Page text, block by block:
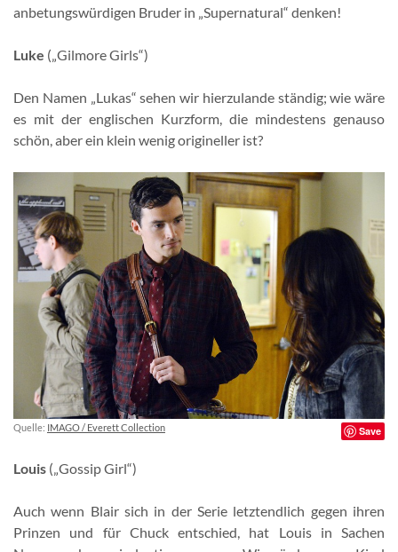
anbetungswürdigen Bruder in „Supernatural“ denken!
Luke („Gilmore Girls“)
Den Namen „Lukas“ sehen wir hierzulande ständig; wie wäre
es mit der englischen Kurzform, die mindestens genauso
schön, aber ein klein wenig origineller ist?
Quelle: IMAGO / Everett Collection Save
Louis („Gossip Girl“)
Auch wenn Blair sich in der Serie letztendlich gegen ihren
Prinzen und für Chuck entschied, hat Louis in Sachen